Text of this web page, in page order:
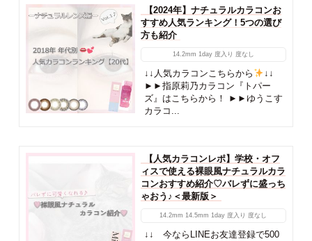
【2024年】ナチュラルカラコンお
すすめ人気ランキング！5つの選び
方も紹介
14.2mm 1day 度入り 度なし
↓↓人気カラコンこちらから
↓↓
►►指原莉乃カラコン『トパー
ズ』はこちらから！ ►►ゆうこす
カラコ...
【人気カラコンレポ】学校・オフ
ィスで使える裸眼風ナチュラルカラ
コンおすすめ紹介♡バレずに盛っち
ゃおう♪＜最新版＞
14.2mm 14.5mm 1day 度入り 度なし
↓↓ 今ならLINEお友達登録で500